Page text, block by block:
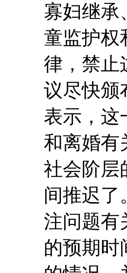
寡妇继承
童监护权
律，禁止
议尽快颁
表示，这
和离婚有
社会阶层
间推迟了
注问题有
的预期时